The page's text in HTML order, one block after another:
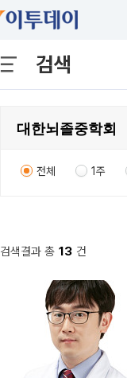
검색
전체 1주
검색결과 총 13 건